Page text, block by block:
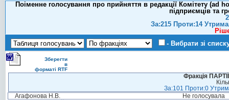
Поіменне голосування про прийняття в редакції Комітету (ad
підприємців та
За:215 Проти:14
- Вибрати зі
Зберегти
в
форматі RTF
Фракція
За:101 Проти:0
Агафонова Н.В.
Не голосувала